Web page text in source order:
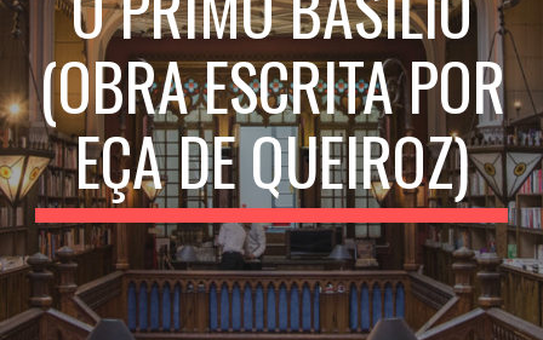
(OBRA ESCRITA POR
EÇA DE QUEIROZ)